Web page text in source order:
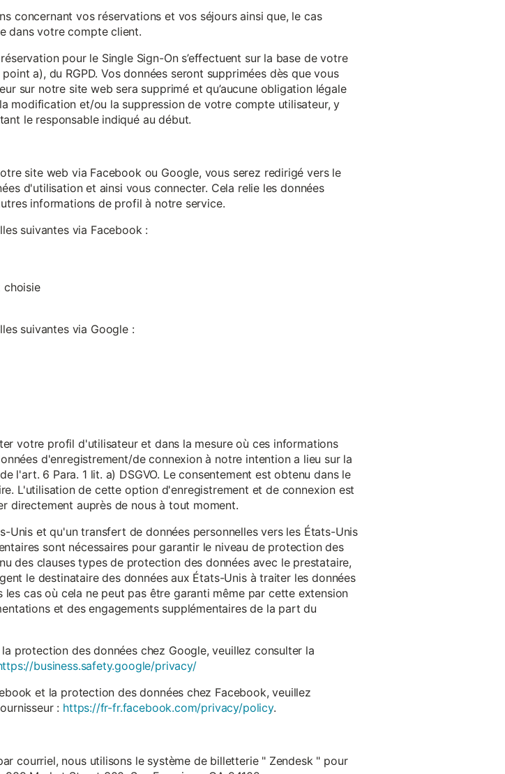
concernant vos réservations et vos séjours ainsi que, le cas
dans votre compte client.
pour le Single Sign-On s’effectuent sur la base de votre
a), du RGPD. Vos données seront supprimées dès que vous
sur notre site web sera supprimé et qu’aucune obligation légale
modification et/ou la suppression de votre compte utilisateur, y
le responsable indiqué au début.
site web via Facebook ou Google, vous serez redirigé vers le
d'utilisation et ainsi vous connecter. Cela relie les données
informations de profil à notre service.
suivantes via Facebook :
choisie
suivantes via Google :
votre profil d'utilisateur et dans la mesure où ces informations
d'enregistrement/de connexion à notre intention a lieu sur la
l'art. 6 Para. 1 lit. a) DSGVO. Le consentement est obtenu dans le
L'utilisation de cette option d'enregistrement et de connexion est
directement auprès de nous à tout moment.
Unis et qu'un transfert de données personnelles vers les États-Unis
sont nécessaires pour garantir le niveau de protection des
des clauses types de protection des données avec le prestataire,
le destinataire des données aux États-Unis à traiter les données
cas où cela ne peut pas être garanti même par cette extension
et des engagements supplémentaires de la part du
protection des données chez Google, veuillez consulter la
business.safety.google/privacy/
et la protection des données chez Facebook, veuillez
: https://fr-fr.facebook.com/privacy/policy.
courriel, nous utilisons le système de billetterie " Zendesk " pour